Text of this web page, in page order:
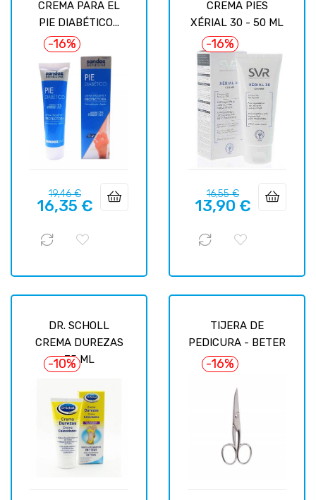
CREMA PARA EL
PIE DIABÉTICO...
-16%
Prix
habituel
19,46 €Prix
16,35 €
CREMA PIES
XÉRIAL 30 - 50 ML
-16%
Prix
habituel
16,55 €Prix
13,90 €
DR. SCHOLL
CREMA DUREZAS
75 ML
-10%
TIJERA DE
PEDICURA - BETER
-16%